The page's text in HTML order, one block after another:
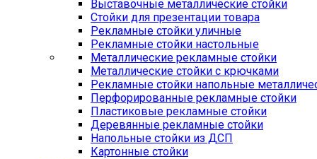
Выставочные металлические стойки
Стойки для презентации товара
Рекламные стойки уличные
Рекламные стойки настольные
Металлические рекламные стойки
Металлические стойки с крючками
Рекламные стойки напольные
Перфорированные рекламные стойки
Пластиковые рекламные стойки
Деревянные рекламные стойки
Напольные стойки из ДСП
Картонные стойки